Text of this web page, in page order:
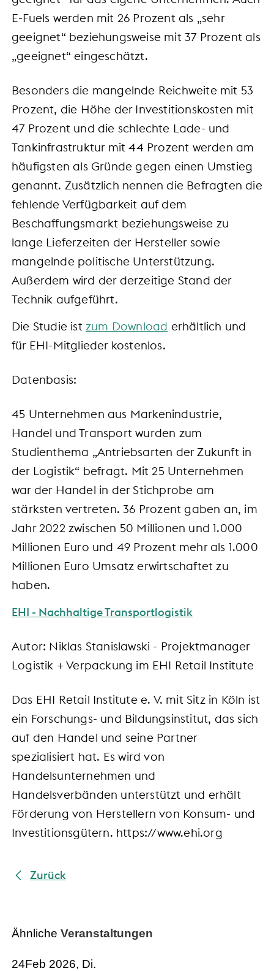
E-Fuels werden mit 26 Prozent als „sehr
geeignet“ beziehungsweise mit 37 Prozent als
„geeignet“ eingeschätzt.
Besonders die mangelnde Reichweite mit 53
Prozent, die Höhe der Investitionskosten mit
47 Prozent und die schlechte Lade- und
Tankinfrastruktur mit 44 Prozent werden am
häufigsten als Gründe gegen einen Umstieg
genannt. Zusätzlich nennen die Befragten die
fehlende Verfügbarkeit auf dem
Beschaffungsmarkt beziehungsweise zu
lange Lieferzeiten der Hersteller sowie
mangelnde politische Unterstützung.
Außerdem wird der derzeitige Stand der
Technik aufgeführt.
Die Studie ist zum Download erhältlich und
für EHI-Mitglieder kostenlos.
Datenbasis:
45 Unternehmen aus Markenindustrie,
Handel und Transport wurden zum
Studienthema „Antriebsarten der Zukunft in
der Logistik“ befragt. Mit 25 Unternehmen
war der Handel in der Stichprobe am
stärksten vertreten. 36 Prozent gaben an, im
Jahr 2022 zwischen 50 Millionen und 1.000
Millionen Euro und 49 Prozent mehr als 1.000
Millionen Euro Umsatz erwirtschaftet zu
haben.
EHI - Nachhaltige Transportlogistik
Autor: Niklas Stanislawski - Projektmanager
Logistik + Verpackung im EHI Retail Institute
Das EHI Retail Institute e. V. mit Sitz in Köln ist
ein Forschungs- und Bildungsinstitut, das sich
auf den Handel und seine Partner
spezialisiert hat. Es wird von
Handelsunternehmen und
Handelsverbänden unterstützt und erhält
Förderung von Herstellern von Konsum- und
Investitionsgütern. https://www.ehi.org
Zurück
Ähnliche Veranstaltungen
24Feb 2026, Di.